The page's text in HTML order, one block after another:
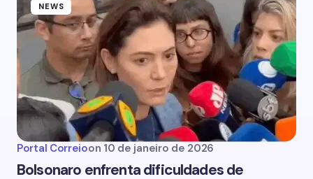
NEWS
Portal Correioon 10 de janeiro de 2026
Bolsonaro enfrenta dificuldades de